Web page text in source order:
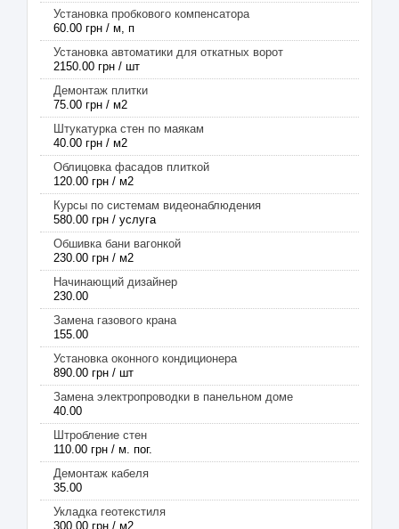
Установка пробкового компенсатора
60.00 грн / м, п
Установка автоматики для откатных ворот
2150.00 грн / шт
Демонтаж плитки
75.00 грн / м2
Штукатурка стен по маякам
40.00 грн / м2
Облицовка фасадов плиткой
120.00 грн / м2
Курсы по системам видеонаблюдения
580.00 грн / услуга
Обшивка бани вагонкой
230.00 грн / м2
Начинающий дизайнер
230.00
Замена газового крана
155.00
Установка оконного кондиционера
890.00 грн / шт
Замена электропроводки в панельном доме
40.00
Штробление стен
110.00 грн / м. пог.
Демонтаж кабеля
35.00
Укладка геотекстиля
300.00 грн / м2